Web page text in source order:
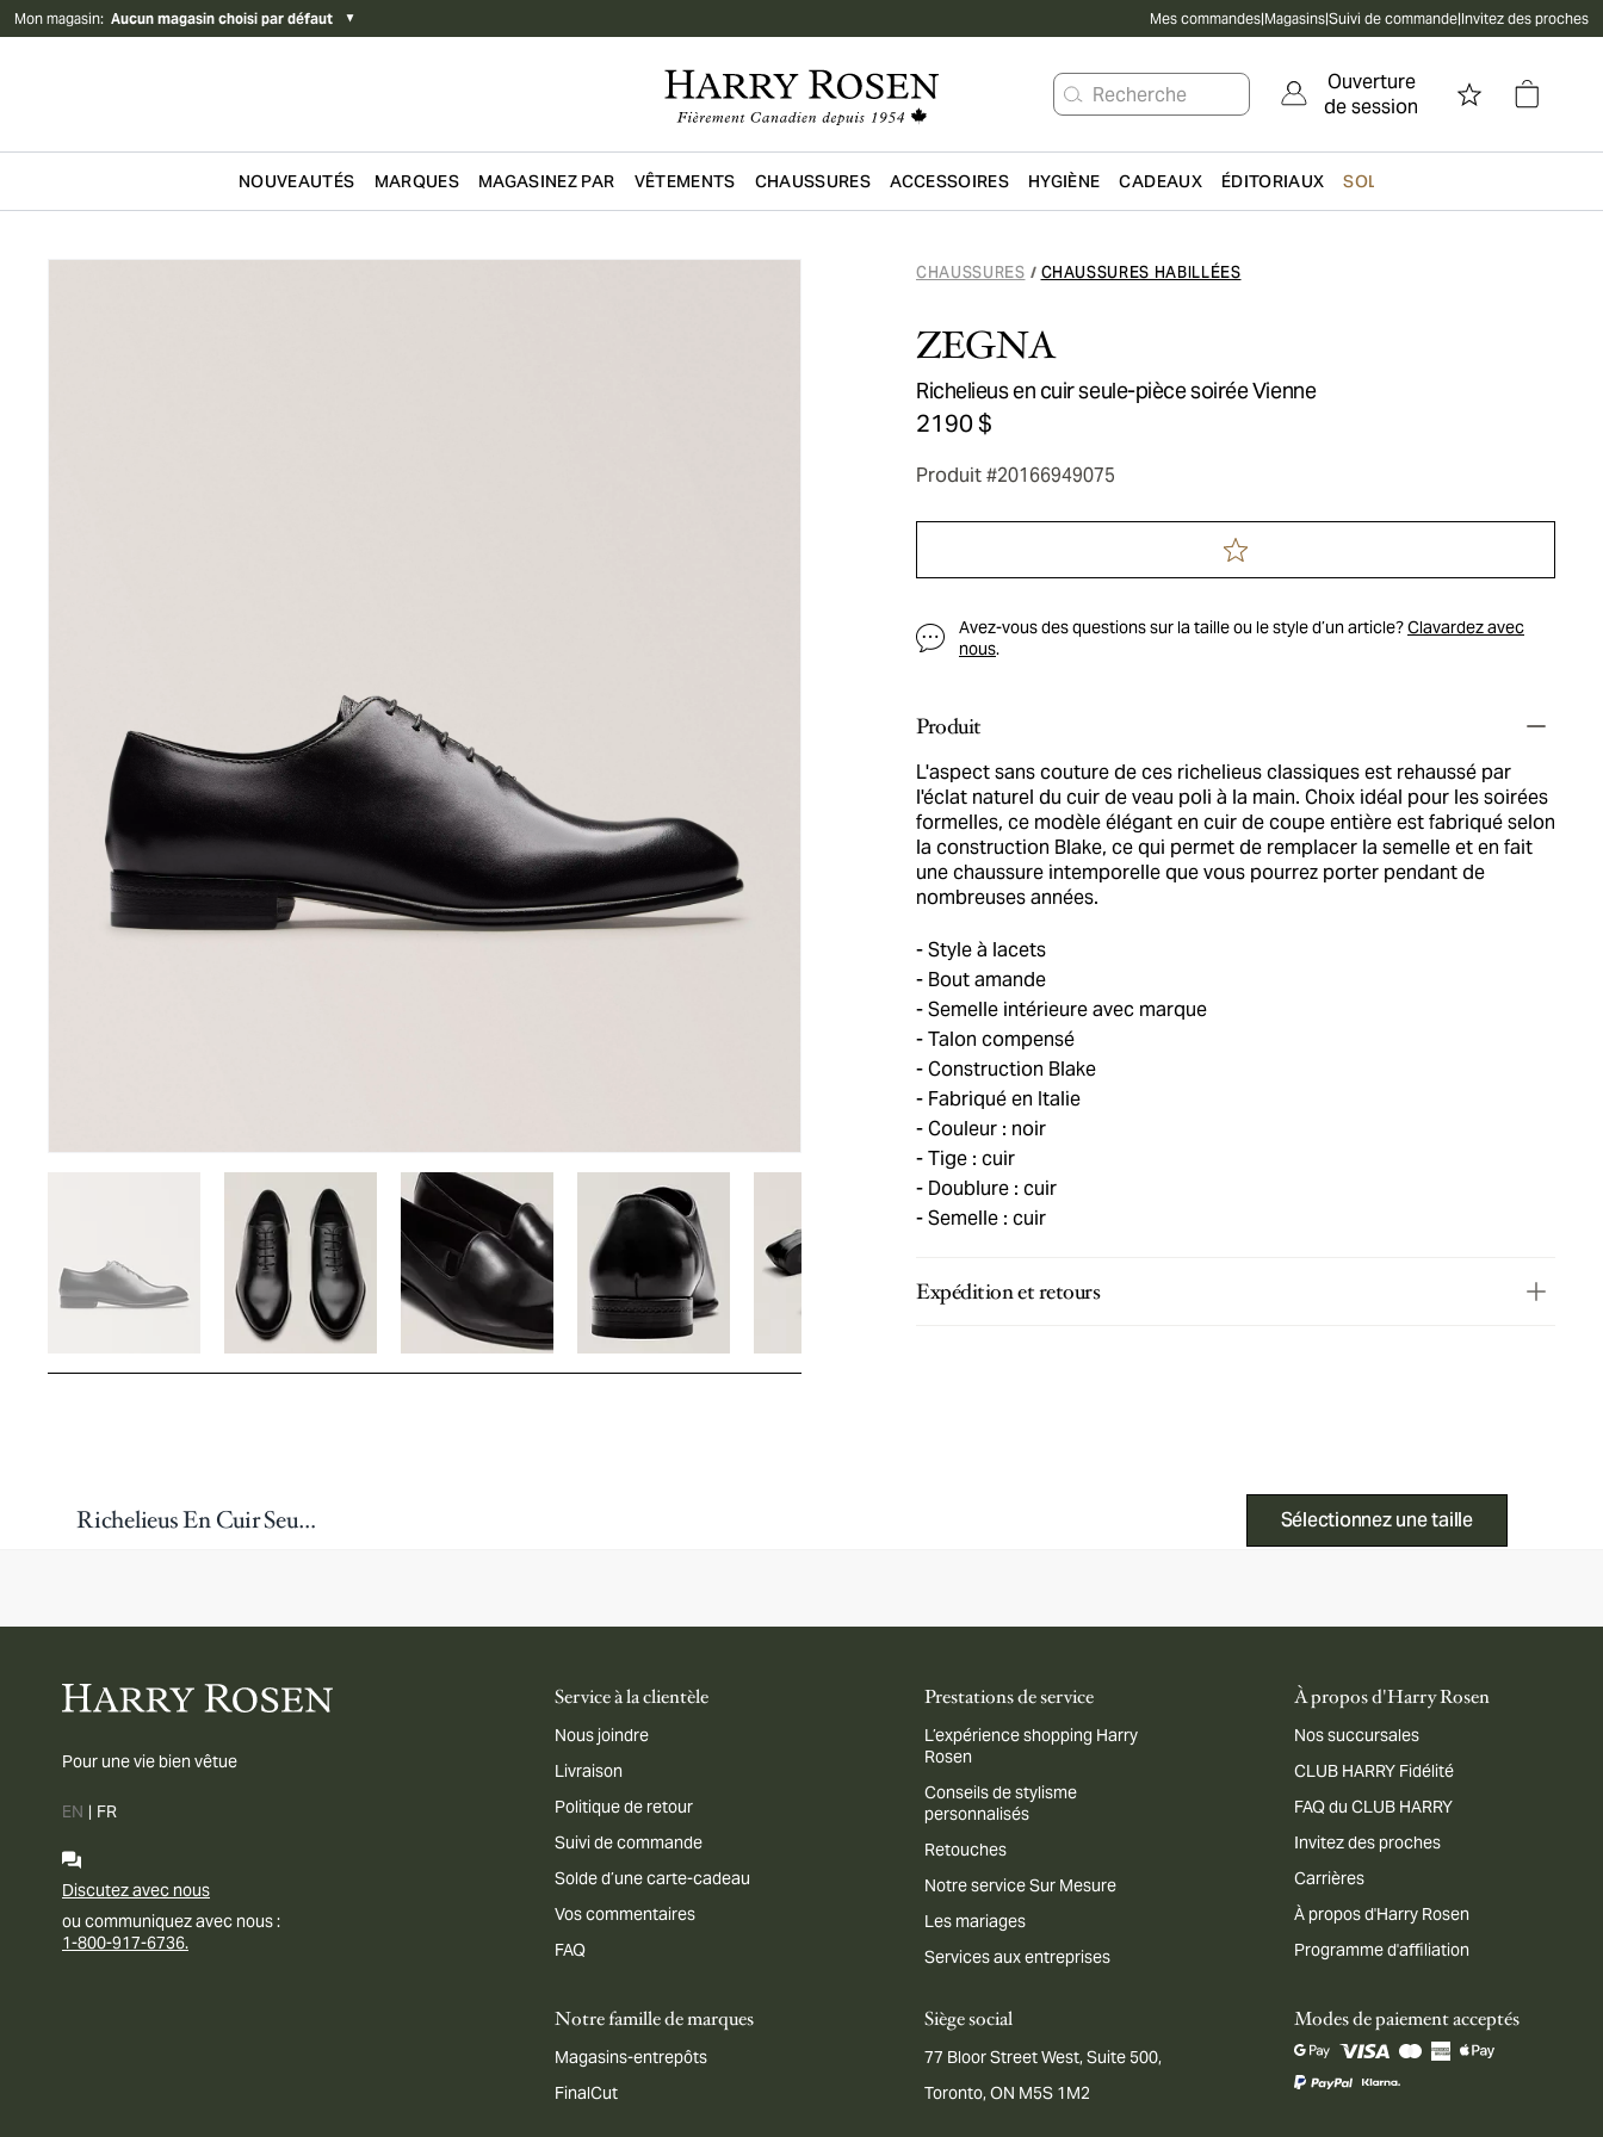
Mon magasin: Aucun magasin choisi par défaut ▼ Mes commandes|Magasins|Suivi de commande|Invitez des proches
Recherche
Ouverture
de session
Passer au contenu principal
NOUVEAUTÉS MARQUES MAGASINEZ PAR VÊTEMENTS CHAUSSURES ACCESSOIRES HYGIÈNE CADEAUX ÉDITORIAUX SOLDES
CHAUSSURES / CHAUSSURES HABILLÉES
ZEGNA
Richelieus en cuir seule-pièce soirée Vienne
2190 $
Produit #20166949075
Avez-vous des questions sur la taille ou le style d’un article?Clavardez avec
nous.
Produit
L'aspect sans couture de ces richelieus classiques est rehaussé par
l'éclat naturel du cuir de veau poli à la main. Choix idéal pour les soirées
formelles, ce modèle élégant en cuir de coupe entière est fabriqué selon
la construction Blake, ce qui permet de remplacer la semelle et en fait
une chaussure intemporelle que vous pourrez porter pendant de
nombreuses années.
Style à lacets
Bout amande
Semelle intérieure avec marque
Talon compensé
Construction Blake
Fabriqué en Italie
Couleur : noir
Tige : cuir
Doublure : cuir
Semelle : cuir
Expédition et retours
Richelieus En Cuir Seule-Pièce Soirée Vienne Sélectionnez une taille
Pour une vie bien vêtue
EN | FR
Discutez avec nous
ou communiquez avec nous :
1-800-917-6736.
Service à la clientèle
Nous joindre
Livraison
Politique de retour
Suivi de commande
Solde d’une carte-cadeau
Vos commentaires
FAQ
Prestations de service
L’expérience shopping Harry
Rosen
Conseils de stylisme
personnalisés
Retouches
Notre service Sur Mesure
Les mariages
Services aux entreprises
À propos d'Harry Rosen
Nos succursales
CLUB HARRY Fidélité
FAQ du CLUB HARRY
Invitez des proches
Carrières
À propos d'Harry Rosen
Programme d'affiliation
Notre famille de marques
Magasins-entrepôts
FinalCut
Siège social
77 Bloor Street West, Suite 500,
Toronto, ON M5S 1M2
Modes de paiement acceptés